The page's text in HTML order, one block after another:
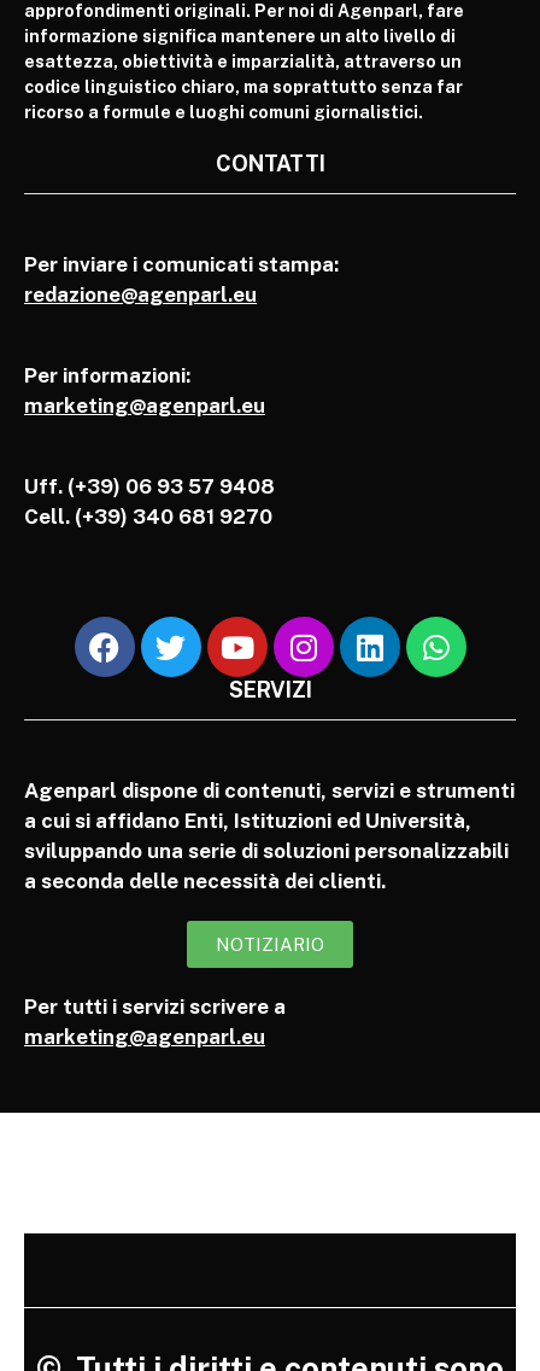
approfondimenti originali. Per noi di Agenparl, fare
informazione significa mantenere un alto livello di
esattezza, obiettività e imparzialità, attraverso un
codice linguistico chiaro, ma soprattutto senza far
ricorso a formule e luoghi comuni giornalistici.
CONTATTI
Per inviare i comunicati stampa:
redazione@agenparl.eu
Per informazioni:
marketing@agenparl.eu
Uff. (+39) 06 93 57 9408
Cell. (+39) 340 681 9270
SERVIZI
Agenparl dispone di contenuti, servizi e strumenti
a cui si affidano Enti, Istituzioni ed Università,
sviluppando una serie di soluzioni personalizzabili
a seconda delle necessità dei clienti.
NOTIZIARIO
Per tutti i servizi scrivere a
marketing@agenparl.eu